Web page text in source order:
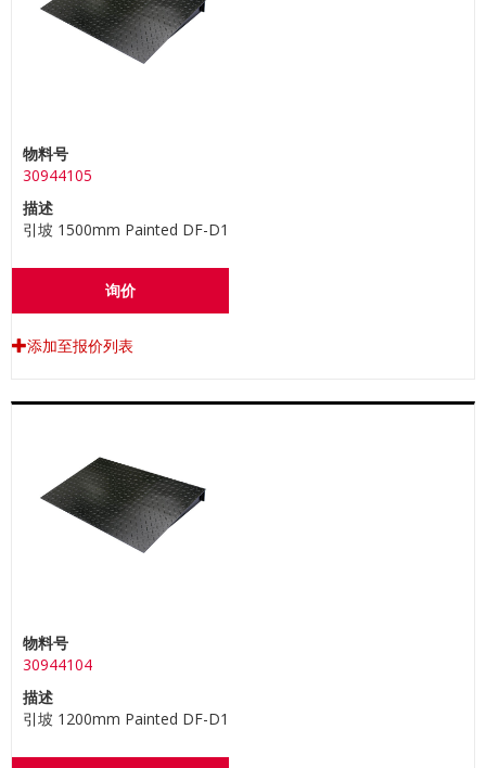
物料号
30944105
描述
引坡 1500mm Painted DF-D1
询价
添加至报价列表
物料号
30944104
描述
引坡 1200mm Painted DF-D1